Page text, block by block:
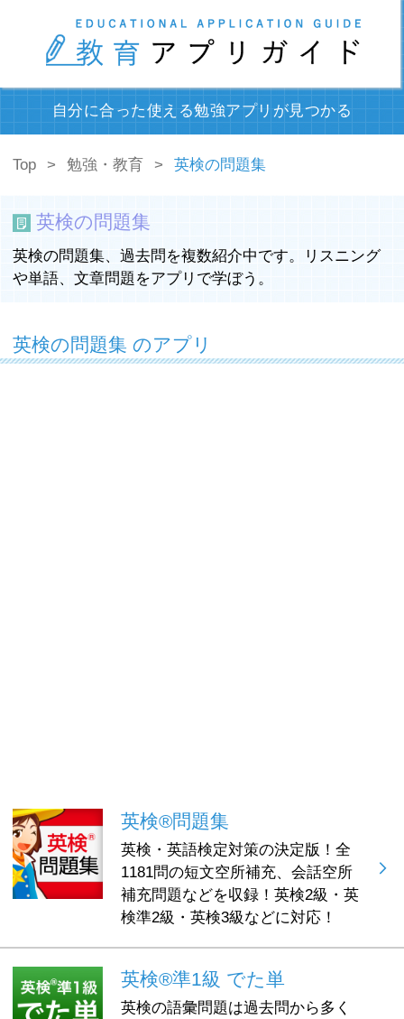
自分に合った使える勉強アプリが見つかる
Top 勉強・教育 英検の問題集
英検の問題集
英検の問題集、過去問を複数紹介中です。リスニング
や単語、文章問題をアプリで学ぼう。
英検の問題集 のアプリ
英検®問題集
英検・英語検定対策の決定版！全
1181問の短文空所補充、会話空所
補充問題などを収録！英検2級・英
検準2級・英検3級などに対応！
英検®準1級 でた単
英検の語彙問題は過去問から多く